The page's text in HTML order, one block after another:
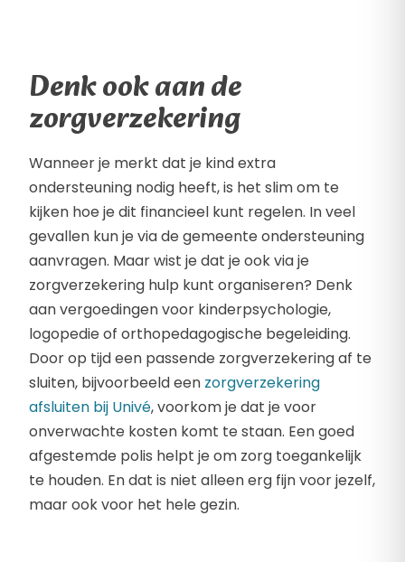
Denk ook aan de
zorgverzekering
Wanneer je merkt dat je kind extra
ondersteuning nodig heeft, is het slim om te
kijken hoe je dit financieel kunt regelen. In veel
gevallen kun je via de gemeente ondersteuning
aanvragen. Maar wist je dat je ook via je
zorgverzekering hulp kunt organiseren? Denk
aan vergoedingen voor kinderpsychologie,
logopedie of orthopedagogische begeleiding.
Door op tijd een passende zorgverzekering af te
sluiten, bijvoorbeeld een zorgverzekering
afsluiten bij Univé, voorkom je dat je voor
onverwachte kosten komt te staan. Een goed
afgestemde polis helpt je om zorg toegankelijk
te houden. En dat is niet alleen erg fijn voor jezelf,
maar ook voor het hele gezin.